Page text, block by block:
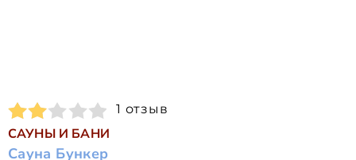
1 отзыв
САУНЫ И БАНИ
Сауна Бункер